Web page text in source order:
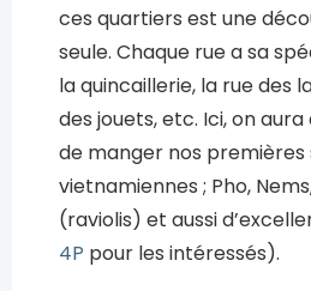
ces quartiers est une
seule. Chaque rue a sa
la quincaillerie, la rue des
des jouets, etc. Ici, on aura
de manger nos premières
vietnamiennes ; Pho,
(raviolis) et aussi
4P pour les intéressés).